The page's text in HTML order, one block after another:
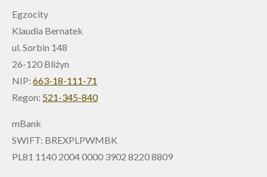
Egzocity
Klaudia Bernatek
ul. Sorbin 148
26-120 Bliżyn
NIP: 663-18-111-71
Regon: 521-345-840
mBank
SWIFT: BREXPLPWMBK
PL81 1140 2004 0000 3902 8220 8809